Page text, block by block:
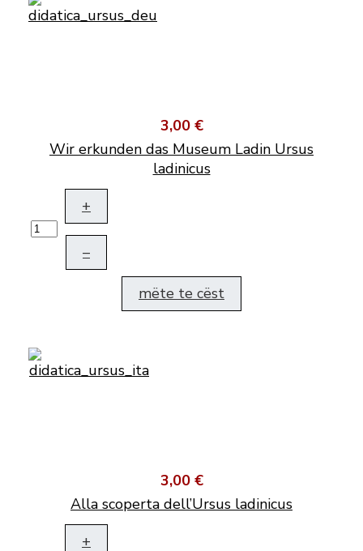
3,00 €
Wir erkunden das Museum Ladin Ursus
ladinicus
+
–
mëte te cëst
3,00 €
Alla scoperta dell’Ursus ladinicus
+